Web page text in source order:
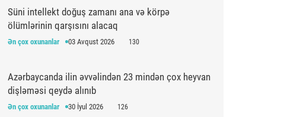
Süni intellekt doğuş zamanı ana və körpə
ölümlərinin qarşısını alacaq
Ən çox oxunanlar 03 Avqust 2026 130
Azərbaycanda ilin əvvəlindən 23 mindən çox heyvan
dişləməsi qeydə alınıb
Ən çox oxunanlar 30 İyul 2026 126